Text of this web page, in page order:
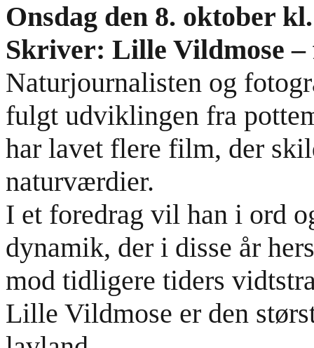
Onsdag den 8. oktober
Skriver: Lille Vildmose
Naturjournalisten og
fulgt udviklingen fra
har lavet flere film, der
naturværdier.
I et foredrag vil han i ord
dynamik, der i disse år
mod tidligere tiders
Lille Vildmose er den